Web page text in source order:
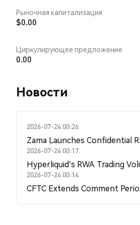
Рыночная капитализация
$0.00
Циркулирующее предложение
0.00
Новости
2026-07-24 00:26
Zama Launches Confidential
2026-07-24 00:17
Hyperliquid's RWA Trading
2026-07-24 00:14
CFTC Extends Comment